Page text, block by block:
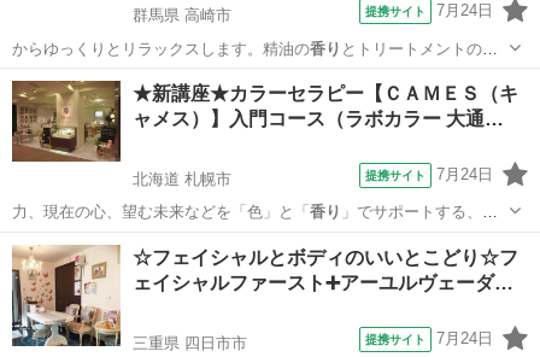
群馬県 高崎市 提携サイト 7月24日
からゆっくりとリラックスします。精油の香り とトリートメントの相
乗効果により、スト…
群馬 高崎市 マッサージ
★新講座★カラーセラピー【ＣＡＭＥＳ（キ
ャメス）】入門コース（ラボカラー 大通…
北海道 札幌市 提携サイト 7月24日
力、現在の心、望む未来などを「色」と「 香り 」でサポートする、人
気のカラーセラピー…
北海道 札幌市 セラピー
☆フェイシャルとボディのいいとこどり☆フ
ェイシャルファースト➕アーユルヴェーダ…
三重県 四日市市 提携サイト 7月24日